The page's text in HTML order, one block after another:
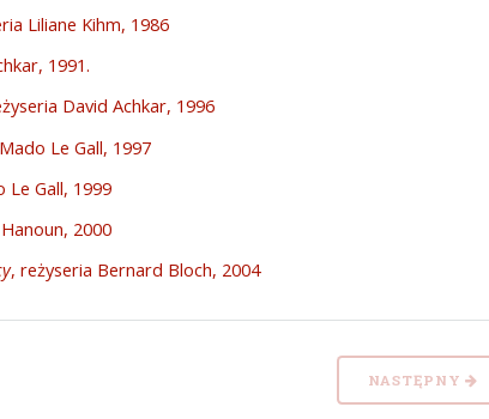
Liliane Kihm, 1986
1991.
David Achkar, 1996
Le Gall, 1997
Le Gall, 1999
2000
, reżyseria Bernard Bloch, 2004
NASTĘPNY